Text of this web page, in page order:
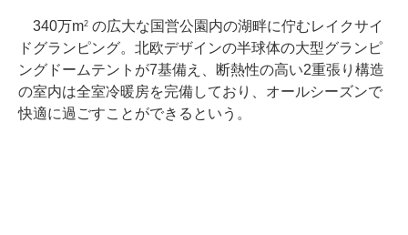
340万m2の広大な国営公園内の湖畔に佇むレイクサイ
ドグランピング。北欧デザインの半球体の大型グランピ
ングドームテントが7基備え、断熱性の高い2重張り構造
の室内は全室冷暖房を完備しており、オールシーズンで
快適に過ごすことができるという。